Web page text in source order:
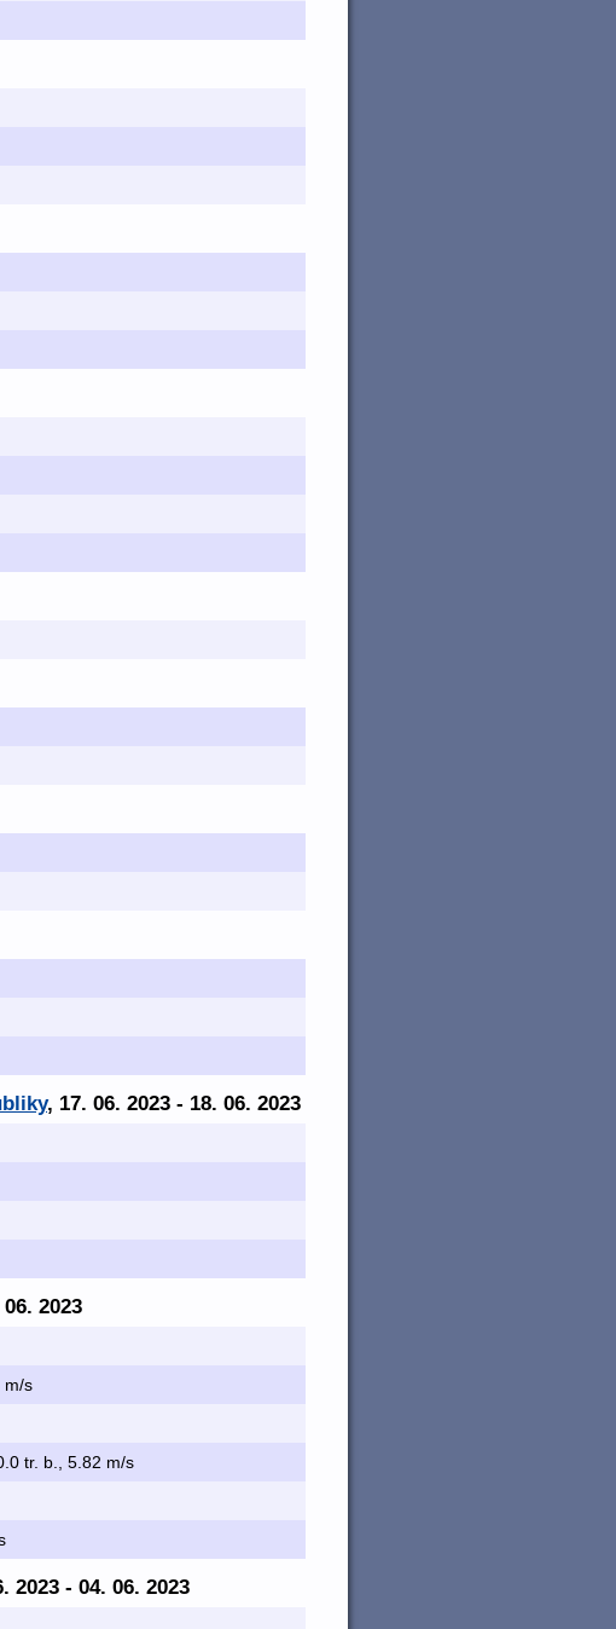
, 17. 06. 2023 - 18. 06. 2023
2023
m/s
tr. b., 5.82 m/s
2023 - 04. 06. 2023